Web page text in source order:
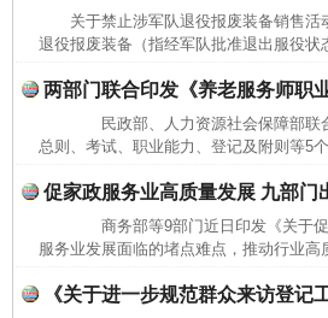
关于禁止涉军队退役报废装备销售
退役报废装备（指经军队批准退出服役
两部门联合印发《养老服务师职
民政部、人力资源社会保障部联
总则、考试、职业能力、登记及附则等5
促家政服务业高质量发展 九部门
商务部等9部门近日印发《关于促
服务业发展面临的堵点难点，推动行业
《关于进一步规范群众来访登记